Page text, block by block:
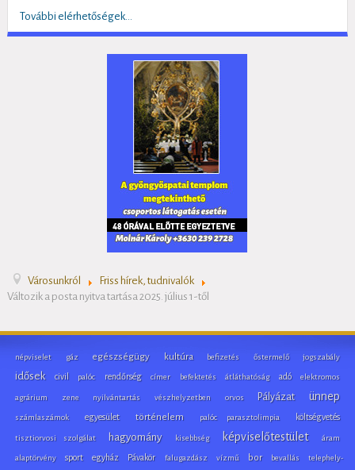
További elérhetőségek...
Városunkról
Friss hírek, tudnivalók
Változik a posta nyitva tartása 2025. július 1-től
népviselet gáz egészségügy kultúra befizetés őstermelő jogszabály
idősek civil palóc rendőrség címer befektetés átláthatóság adó elektromos
agrárium zene nyilvántartás vészhelyzetben orvos Pályázat ünnep
számlaszámok egyesület történelem palóc parasztolimpia költségvetés
tisztiorvosi szolgálat hagyomány kisebbség képviselőtestület áram
alaptörvény sport egyház Pávakör falugazdász vízmű bor bevallás telephely-